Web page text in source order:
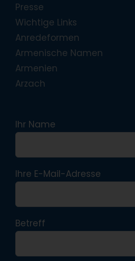
Presse
Wichtige Links
Anredeformen
Armenische Namen
Armenien
Arzach
Ihr Name
Ihre E-Mail-Adresse
Betreff